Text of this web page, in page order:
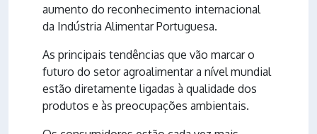
aumento do reconhecimento internacional
da Indústria Alimentar Portuguesa.
As principais tendências que vão marcar o
futuro do setor agroalimentar a nível mundial
estão diretamente ligadas à qualidade dos
produtos e às preocupações ambientais.